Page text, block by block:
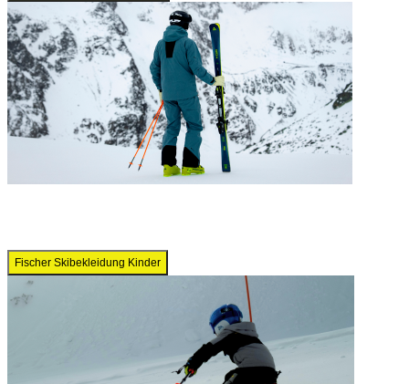
Fischer Skibekleidung Kinder